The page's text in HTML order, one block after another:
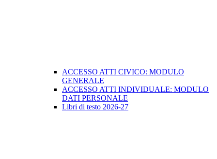
ACCESSO ATTI CIVICO: MODULO
GENERALE
ACCESSO ATTI INDIVIDUALE: MODULO
DATI PERSONALE
Libri di testo 2026-27